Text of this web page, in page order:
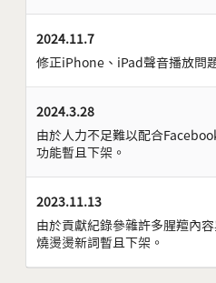
2024.11.7
修正iPhone、iPad聲音播放問
2024.3.28
由於人力不足難以配合
功能暫且下架。
2023.11.13
由於貢獻紀錄參雜許多腥羶內
燒燙燙新詞暫且下架。